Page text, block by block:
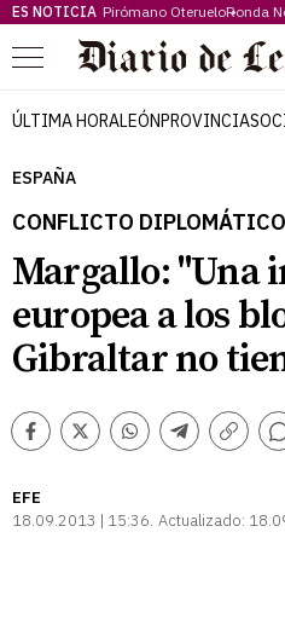
ES NOTICIA Pirómano OterueloRonda
Menú
ÚLTIMA HORALEÓNPROVINCIA
ESPAÑA
CONFLICTO DIPLOMÁTICO
Margallo: "Una
europea a los
Gibraltar no
Facebook
TwitterWhatsappTelegram
Copiar
Comentarios
EFE
18.09.2013 | 15:36 Actualizado: